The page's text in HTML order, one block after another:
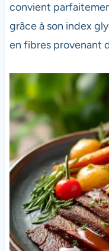
convient
grâce à son index
en fibres provenant